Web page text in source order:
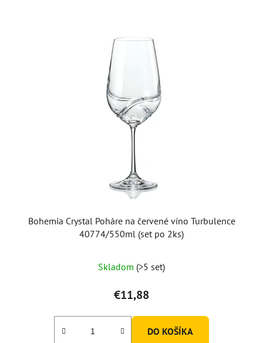
Bohemia Crystal Poháre na červené víno Turbulence
40774/550ml (set po 2ks)
Skladom (>5 set)
€11,88
DO KOŠÍKA